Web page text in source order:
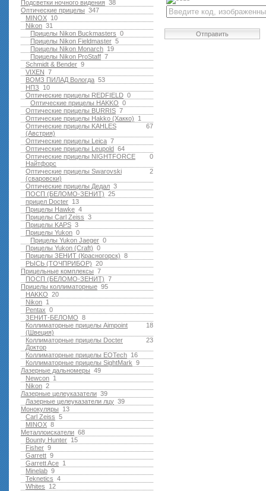
38
Подсветки ночного видения
347
Оптические прицелы
10
MINOX
31
Nikon
0
Прицелы Nikon Buckmasters
5
Прицелы Nikon Fieldmaster
19
Прицелы Nikon Monarch
7
Прицелы Nikon ProStaff
9
Schmidt & Bender
7
VIXEN
53
ВОМЗ ПИЛАД Вологда
10
НПЗ
0
Оптические прицелы REDFIELD
0
Оптические прицелы HAKKO
7
Оптические прицелы BURRIS
1
Оптические прицелы Hakko (Хакко)
67
Оптические прицелы KAHLES
(Австрия)
7
Оптические прицелы Leica
64
Оптические прицелы Leupold
0
Оптические прицелы NIGHTFORCE
Найтфорс
2
Оптические прицелы Swarovski
(сваровски)
3
Оптические прицелы Дедал
25
ПОСП (БЕЛОМО-ЗЕНИТ)
13
прицел Docter
4
Прицелы Hawke
3
Прицелы Carl Zeiss
3
Прицелы KAPS
0
Прицелы Yukon
0
Прицелы Yukon Jaeger
0
Прицелы Yukon (Craft)
8
Прицелы ЗЕНИТ (Красногорск)
20
РЫСЬ (ТОЧПРИБОР)
7
Прицельные комплексы
7
ПОСП (БЕЛОМО-ЗЕНИТ)
95
Прицелы коллиматорные
20
HAKKO
1
Nikon
0
Pentax
8
ЗЕНИТ-БЕЛОМО
18
Коллиматорные прицелы Aimpoint
(Швеция)
23
Коллиматорные прицелы Docter
Доктор
16
Коллиматорные прицелы EOTech
9
Коллиматорные прицелы SightMark
49
Лазерные дальномеры
1
Newcon
2
Nikon
39
Лазерные целеуказатели
39
Лазерные целеуказатели лцу
13
Монокуляры
5
Carl Zeiss
8
MINOX
68
Металлоискатели
15
Bounty Hunter
9
Fisher
9
Garrett
1
Garrett Ace
9
Minelab
4
Teknetics
12
Whites
Отправить